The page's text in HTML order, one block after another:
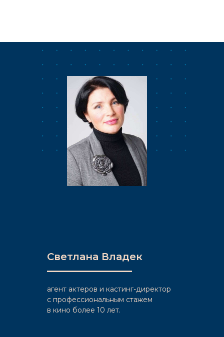
Светлана Владек
агент актеров и кастинг-директор
c профессиональным стажем
в кино более 10 лет.